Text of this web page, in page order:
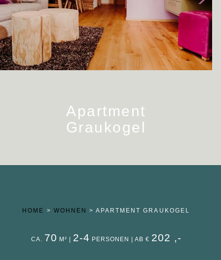
Apartment
Graukogel
HOME > WOHNEN > APARTMENT GRAUKOGEL
CA. 70 M² | 2-4 PERSONEN | AB € 202 ,-